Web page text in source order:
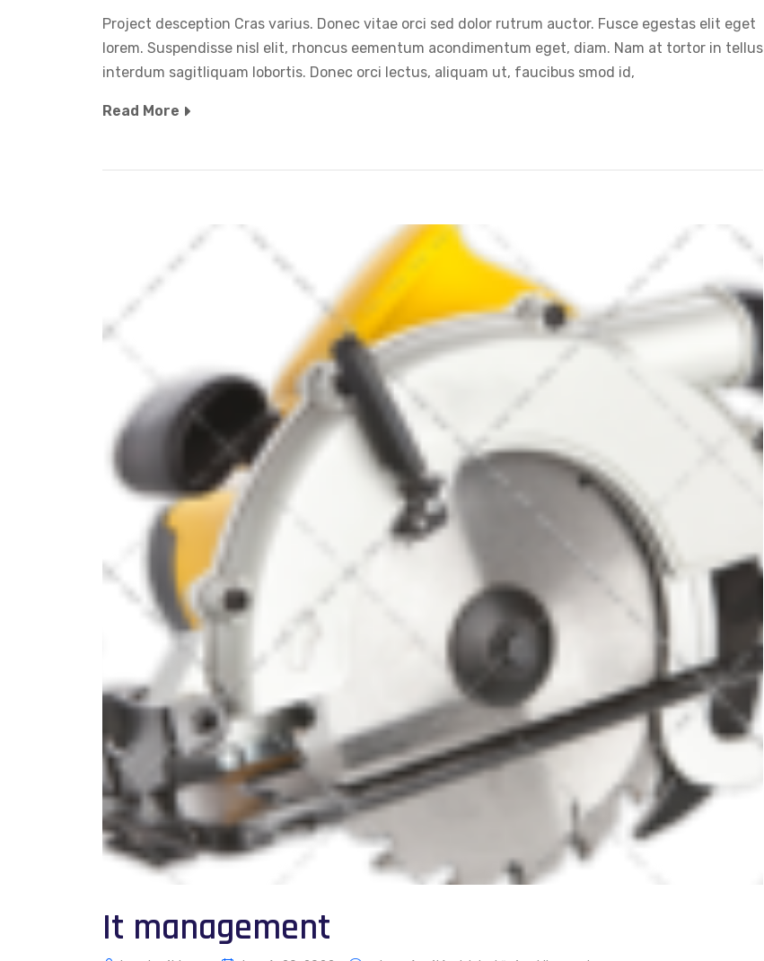
Project desception Cras varius. Donec vitae orci sed dolor rutrum auctor. Fusce egestas elit eget
lorem. Suspendisse nisl elit, rhoncus eementum acondimentum eget, diam. Nam at tortor in tellus
interdum sagitliquam lobortis. Donec orci lectus, aliquam ut, faucibus smod id,
Read More
It management